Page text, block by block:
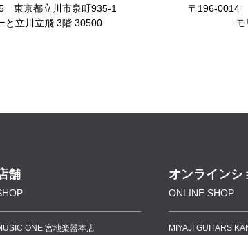
東京都立川市泉町935-1
と立川立飛 3階 30500
〒196-0014
モ
舗
ONE 宮地楽器本店
オンラインシ
ONLINE SHOP
MIYAJI GUITARS